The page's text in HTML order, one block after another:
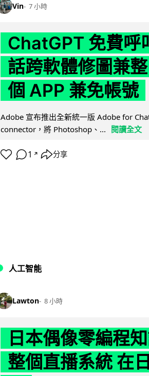
Vin 7 小時
ChatGPT 免費呼
話跨軟體修圖兼
個 APP 兼免帳號
Adobe 宣布推出全新統一版 Adobe for
connector，將 Photoshop、...
閱讀全文
1 ↗ 分享
人工智能
Lawton 8 小時
日本偶像零編程
整個直播系統 在